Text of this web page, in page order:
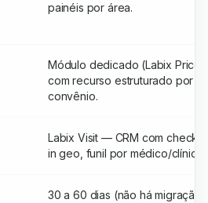
painéis por área.
Módulo dedicado (Labix Price)
com recurso estruturado por
convênio.
Labix Visit — CRM com check-
in geo, funil por médico/clínica.
30 a 60 dias (não há migração